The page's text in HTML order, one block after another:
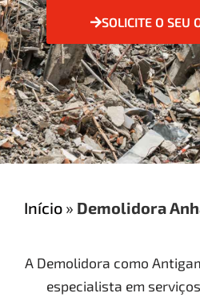
SOLICITE O SEU
Início » Demolidora
A Demolidora como
especialista em